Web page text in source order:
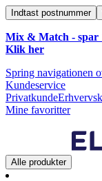
Indtast postnummer
Mix & Match - spar
Klik her
Spring navigationen
Kundeservice
Privatkunde
Mine favoritter
Alle produkter